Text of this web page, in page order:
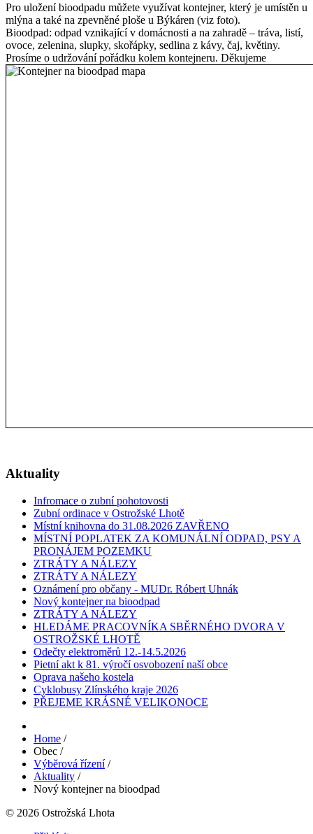
Pro uložení bioodpadu můžete využívat kontejner, který je umístěn u
mlýna a také na zpevněné ploše u Býkáren (viz foto).
Bioodpad: odpad vznikající v domácnosti a na zahradě – tráva, listí,
ovoce, zelenina, slupky, skořápky, sedlina z kávy, čaj, květiny.
Prosíme o udržování pořádku kolem kontejneru. Děkujeme
Aktuality
Infromace o zubní pohotovosti
Zubní ordinace v Ostrožské Lhotě
Místní knihovna do 31.08.2026 ZAVŘENO
MÍSTNÍ POPLATEK ZA KOMUNÁLNÍ ODPAD, PSY A
PRONÁJEM POZEMKU
ZTRÁTY A NÁLEZY
ZTRÁTY A NÁLEZY
Oznámení pro občany - MUDr. Róbert Uhnák
Nový kontejner na bioodpad
ZTRÁTY A NÁLEZY
HLEDÁME PRACOVNÍKA SBĚRNÉHO DVORA V
OSTROŽSKÉ LHOTĚ
Odečty elektroměrů 12.-14.5.2026
Pietní akt k 81. výročí osvobození naší obce
Oprava našeho kostela
Cyklobusy Zlínského kraje 2026
PŘEJEME KRÁSNÉ VELIKONOCE
Home /
Obec /
Výběrová řízení /
Aktuality /
Nový kontejner na bioodpad
© 2026 Ostrožská Lhota